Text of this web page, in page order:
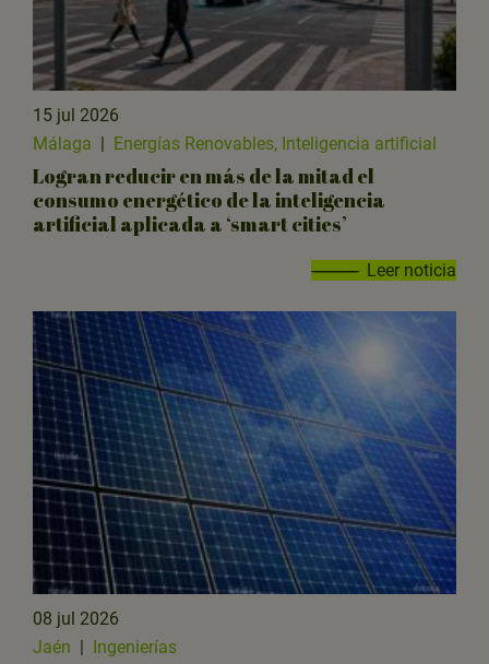
15 jul 2026
Málaga
Energías Renovables, Inteligencia artificial
Logran reducir en más de la mitad el
consumo energético de la inteligencia
artificial aplicada a ‘smart cities’
Leer noticia
08 jul 2026
Jaén | Ingenierías